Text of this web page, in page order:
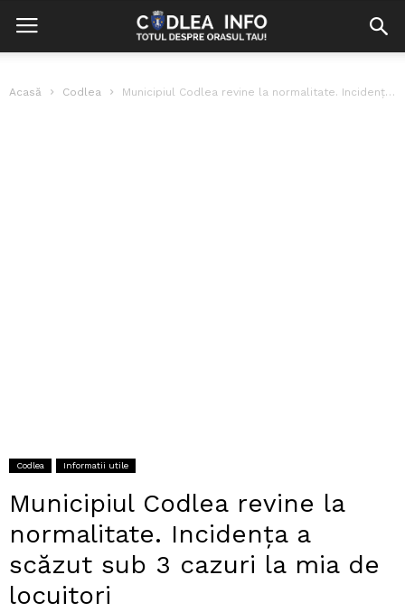
Acasă Codlea Municipiul Codlea revine la normalitate. Incidența a scăzut sub 3 cazuri la...
Codlea Informatii utile
Municipiul Codlea revine la
normalitate. Incidența a
scăzut sub 3 cazuri la mia de
locuitori